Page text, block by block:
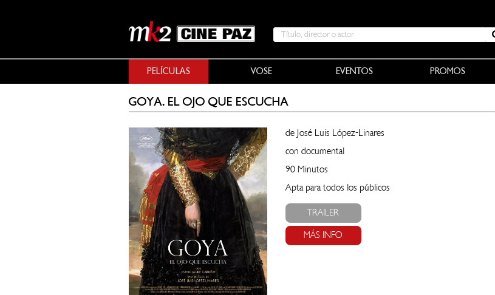
PELÍCULAS VOSE EVENTOS PROMOS
GOYA. EL OJO QUE ESCUCHA
de José Luis López-Linares
con documental
90 Minutos
Apta para todos los públicos
TRAILER
MÁS INFO